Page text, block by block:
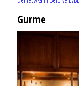
Gurme
EĞLENCE HAYATINA